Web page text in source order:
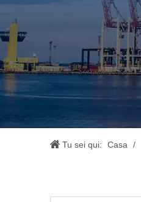
Tu sei qui: Casa /